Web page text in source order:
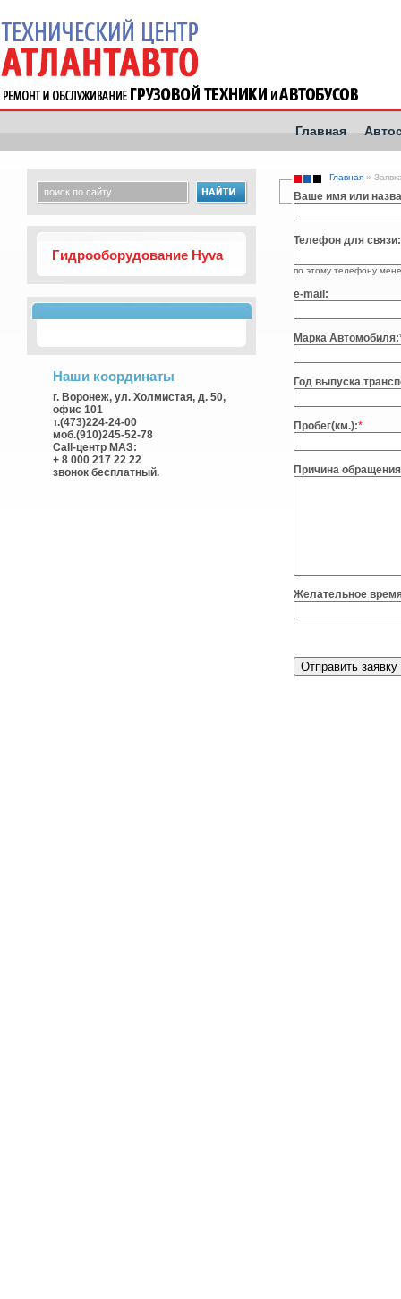
Главная
Гидрооборудование Hyva
Наши координаты
г. Воронеж, ул. Холмистая, д. 50,
офис 101
т.(473)224-24-00
моб.(910)245-52-78
Call-центр МАЗ:
+ 8 000 217 22 22
звонок бесплатный.
Главная »
Ваше имя или
Телефон для связи:
по этому телефону
e-mail:
Марка Автомобиля:
Год выпуска
Пробег(км.):*
Причина
Желательное